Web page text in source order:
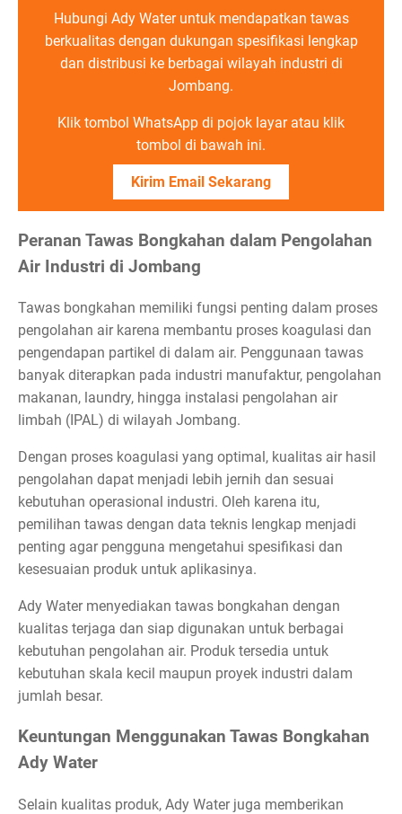
Hubungi Ady Water untuk mendapatkan tawas
berkualitas dengan dukungan spesifikasi lengkap
dan distribusi ke berbagai wilayah industri di
Jombang.
Klik tombol WhatsApp di pojok layar atau klik
tombol di bawah ini.
Kirim Email Sekarang
Peranan Tawas Bongkahan dalam Pengolahan
Air Industri di Jombang
Tawas bongkahan memiliki fungsi penting dalam proses
pengolahan air karena membantu proses koagulasi dan
pengendapan partikel di dalam air. Penggunaan tawas
banyak diterapkan pada industri manufaktur, pengolahan
makanan, laundry, hingga instalasi pengolahan air
limbah (IPAL) di wilayah Jombang.
Dengan proses koagulasi yang optimal, kualitas air hasil
pengolahan dapat menjadi lebih jernih dan sesuai
kebutuhan operasional industri. Oleh karena itu,
pemilihan tawas dengan data teknis lengkap menjadi
penting agar pengguna mengetahui spesifikasi dan
kesesuaian produk untuk aplikasinya.
Ady Water menyediakan tawas bongkahan dengan
kualitas terjaga dan siap digunakan untuk berbagai
kebutuhan pengolahan air. Produk tersedia untuk
kebutuhan skala kecil maupun proyek industri dalam
jumlah besar.
Keuntungan Menggunakan Tawas Bongkahan
Ady Water
Selain kualitas produk, Ady Water juga memberikan